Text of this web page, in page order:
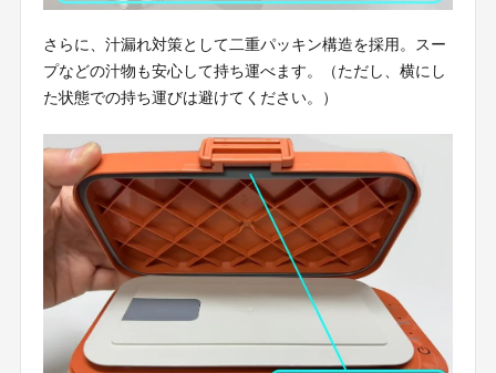
さらに、汁漏れ対策として二重パッキン構造を採用。スー
プなどの汁物も安心して持ち運べます。（ただし、横にし
た状態での持ち運びは避けてください。）